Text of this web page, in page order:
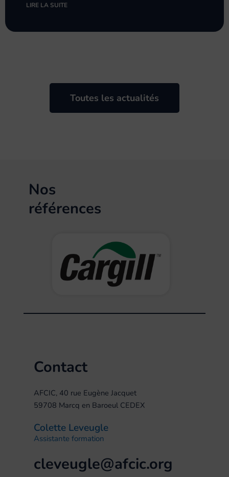
LIRE LA SUITE
Toutes les actualités
Nos
références
Contact
AFCIC, 40 rue Eugène Jacquet
59708 Marcq en Baroeul CEDEX
Colette Leveugle
Assistante formation
cleveugle@afcic.org